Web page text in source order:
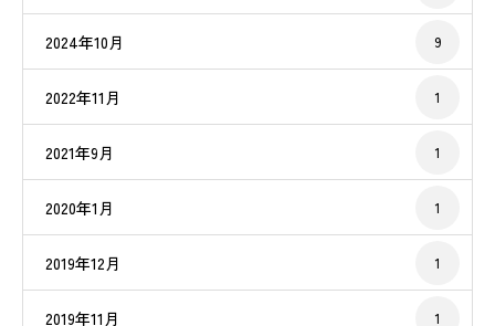
2024年10月 9
2022年11月 1
2021年9月 1
2020年1月 1
2019年12月 1
2019年11月 1